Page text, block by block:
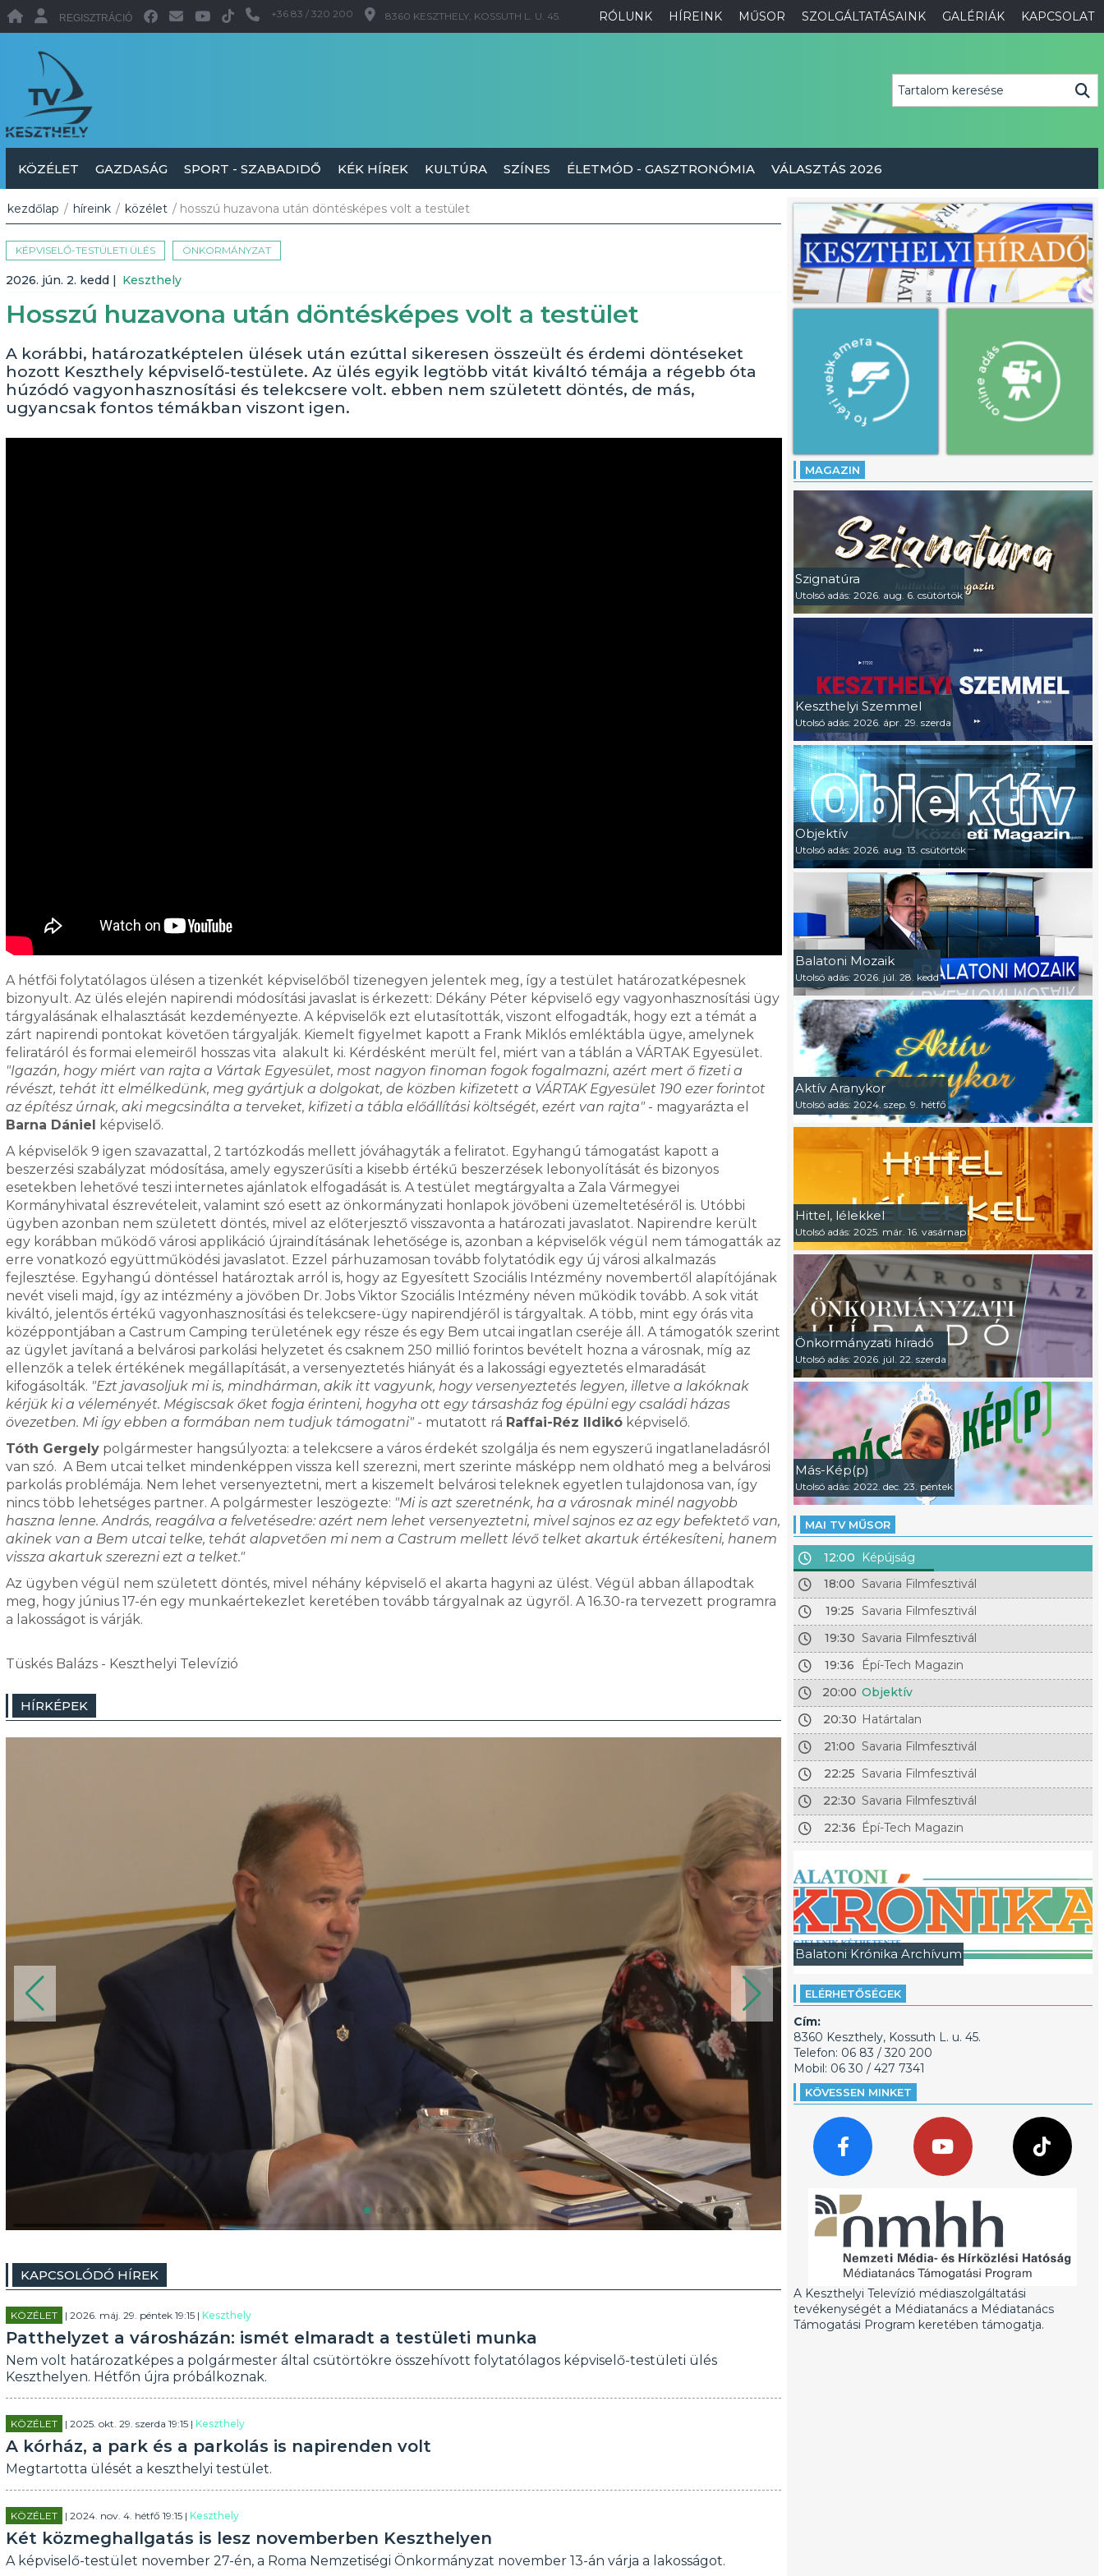
RÓLUNK HÍREINK MŰSOR SZOLGÁLTATÁSAINK GALÉRIÁK KAPCSOLAT
REGISZTRÁCIÓ +36 83 / 320 200 8360 KESZTHELY, KOSSUTH L. U. 45.
KÖZÉLET GAZDASÁG SPORT - SZABADIDŐ KÉK HÍREK KULTÚRA SZÍNES ÉLETMÓD - GASZTRONÓMIA VÁLASZTÁS 2026
kezdőlap / híreink / közélet / hosszú huzavona után döntésképes volt a testület
KÉPVISELŐ-TESTÜLETI ÜLÉS ÖNKORMÁNYZAT
2026. jún. 2. kedd | Keszthely
Hosszú huzavona után döntésképes volt a testület
A korábbi, határozatképtelen ülések után ezúttal sikeresen összeült és érdemi döntéseket
hozott Keszthely képviselő-testülete. Az ülés egyik legtöbb vitát kiváltó témája a régebb óta
húzódó vagyonhasznosítási és telekcsere volt. ebben nem született döntés, de más,
ugyancsak fontos témákban viszont igen.
A hétfői folytatólagos ülésen a tizenkét képviselőből tizenegyen jelentek meg, így a testület határozatképesnek
bizonyult. Az ülés elején napirendi módosítási javaslat is érkezett: Dékány Péter képviselő egy vagyonhasznosítási ügy
tárgyalásának elhalasztását kezdeményezte. A képviselők ezt elutasították, viszont elfogadták, hogy ezt a témát a
zárt napirendi pontokat követően tárgyalják. Kiemelt figyelmet kapott a Frank Miklós emléktábla ügye, amelynek
feliratáról és formai elemeiről hosszas vita alakult ki. Kérdésként merült fel, miért van a táblán a VÁRTAK Egyesület.
"Igazán, hogy miért van rajta a Vártak Egyesület, most nagyon finoman fogok fogalmazni, azért mert ő fizeti a
révészt, tehát itt elmélkedünk, meg gyártjuk a dolgokat, de közben kifizetett a VÁRTAK Egyesület 190 ezer forintot
az építész úrnak, aki megcsinálta a terveket, kifizeti a tábla előállítási költségét, ezért van rajta"- magyarázta el
Barna Dániel képviselő.
A képviselők 9 igen szavazattal, 2 tartózkodás mellett jóváhagyták a feliratot. Egyhangú támogatást kapott a
beszerzési szabályzat módosítása, amely egyszerűsíti a kisebb értékű beszerzések lebonyolítását és bizonyos
esetekben lehetővé teszi internetes ajánlatok elfogadását is. A testület megtárgyalta a Zala Vármegyei
Kormányhivatal észrevételeit, valamint szó esett az önkormányzati honlapok jövőbeni üzemeltetéséről is. Utóbbi
ügyben azonban nem született döntés, mivel az előterjesztő visszavonta a határozati javaslatot. Napirendre került
egy korábban működő városi applikáció újraindításának lehetősége is, azonban a képviselők végül nem támogatták az
erre vonatkozó együttműködési javaslatot. Ezzel párhuzamosan tovább folytatódik egy új városi alkalmazás
fejlesztése. Egyhangú döntéssel határoztak arról is, hogy az Egyesített Szociális Intézmény novembertől alapítójának
nevét viseli majd, így az intézmény a jövőben Dr. Jobs Viktor Szociális Intézmény néven működik tovább. A sok vitát
kiváltó, jelentős értékű vagyonhasznosítási és telekcsere-ügy napirendjéről is tárgyaltak. A több, mint egy órás vita
középpontjában a Castrum Camping területének egy része és egy Bem utcai ingatlan cseréje áll. A támogatók szerint
az ügylet javítaná a belvárosi parkolási helyzetet és csaknem 250 millió forintos bevételt hozna a városnak, míg az
ellenzők a telek értékének megállapítását, a versenyeztetés hiányát és a lakossági egyeztetés elmaradását
kifogásolták. "Ezt javasoljuk mi is, mindhárman, akik itt vagyunk, hogy versenyeztetés legyen, illetve a lakóknak
kérjük ki a véleményét. Mégiscsak őket fogja érinteni, hogyha ott egy társasház fog épülni egy családi házas
övezetben. Mi így ebben a formában nem tudjuk támogatni"- mutatott rá Raffai-Réz Ildikóképviselő.
Tóth Gergelypolgármester hangsúlyozta: a telekcsere a város érdekét szolgálja és nem egyszerű ingatlaneladásról
van szó. A Bem utcai telket mindenképpen vissza kell szerezni, mert szerinte másképp nem oldható meg a belvárosi
parkolás problémája. Nem lehet versenyeztetni, mert a kiszemelt belvárosi teleknek egyetlen tulajdonosa van, így
nincs több lehetséges partner. A polgármester leszögezte: "Mi is azt szeretnénk, ha a városnak minél nagyobb
haszna lenne. András, reagálva a felvetésedre: azért nem lehet versenyeztetni, mivel sajnos ez az egy befektető van,
akinek van a Bem utcai telke, tehát alapvetően mi nem a Castrum mellett lévő telket akartuk értékesíteni, hanem
vissza akartuk szerezni ezt a telket."
Az ügyben végül nem született döntés, mivel néhány képviselő el akarta hagyni az ülést. Végül abban állapodtak
meg, hogy június 17-én egy munkaértekezlet keretében tovább tárgyalnak az ügyről. A 16.30-ra tervezett programra
a lakosságot is várják.
Tüskés Balázs - Keszthelyi Televízió
HÍRKÉPEK
KAPCSOLÓDÓ HÍREK
KÖZÉLET | 2026. máj. 29. péntek 19:15 | Keszthely
Patthelyzet a városházán: ismét elmaradt a testületi munka
Nem volt határozatképes a polgármester által csütörtökre összehívott folytatólagos képviselő-testületi ülés
Keszthelyen. Hétfőn újra próbálkoznak.
KÖZÉLET | 2025. okt. 29. szerda 19:15 | Keszthely
A kórház, a park és a parkolás is napirenden volt
Megtartotta ülését a keszthelyi testület.
KÖZÉLET | 2024. nov. 4. hétfő 19:15 | Keszthely
Két közmeghallgatás is lesz novemberben Keszthelyen
A képviselő-testület november 27-én, a Roma Nemzetiségi Önkormányzat november 13-án várja a lakosságot.
MAGAZIN
Szignatúra
Utolsó adás: 2026. aug. 6. csütörtök
Keszthelyi Szemmel
Utolsó adás: 2026. ápr. 29. szerda
Objektív
Utolsó adás: 2026. aug. 13. csütörtök
Balatoni Mozaik
Utolsó adás: 2026. júl. 28. kedd
Aktív Aranykor
Utolsó adás: 2024. szep. 9. hétfő
Hittel, lélekkel
Utolsó adás: 2025. már. 16. vasárnap
Önkormányzati híradó
Utolsó adás: 2026. júl. 22. szerda
Más-Kép(p)
Utolsó adás: 2022. dec. 23. péntek
MAI TV MŰSOR
12:00
Képújság
18:00 Savaria Filmfesztivál
19:25 Savaria Filmfesztivál
19:30 Savaria Filmfesztivál
19:36
Épí-Tech Magazin
20:00 Objektív
20:30 Határtalan
21:00 Savaria Filmfesztivál
22:25 Savaria Filmfesztivál
22:30 Savaria Filmfesztivál
22:36 Épí-Tech Magazin
Balatoni Krónika Archívum
ELÉRHETŐSÉGEK
Cím:
8360 Keszthely, Kossuth L. u. 45.
Telefon: 06 83 / 320 200
Mobil: 06 30 / 427 7341
KÖVESSEN MINKET
A Keszthelyi Televízió médiaszolgáltatási
tevékenységét a Médiatanács a Médiatanács
Támogatási Program keretében támogatja.